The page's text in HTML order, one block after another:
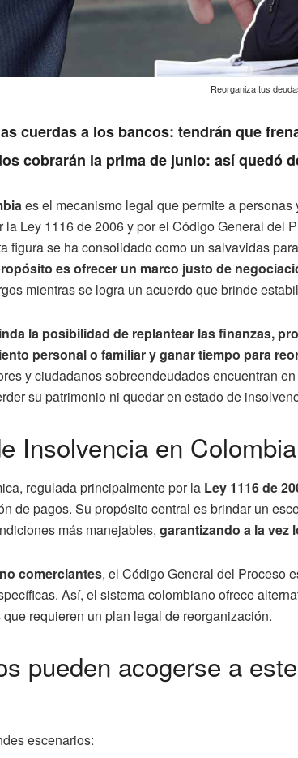
Reorganiza tus
cuerdas a los bancos: tendrán que
cobrarán la prima de junio: así quedó
es el mecanismo legal que permite a
Ley 1116 de 2006 y por el Código General del
figura se ha consolidado como un salvavidas
es ofrecer un marco justo de
mientras se logra un acuerdo que brinde
la posibilidad de replantear las finanzas,
personal o familiar y ganar tiempo para
y ciudadanos sobreendeudados encuentran
su patrimonio ni quedar en estado de
Insolvencia en Colombia
regulada principalmente por la Ley 1116 de
de pagos. Su propósito central es brindar un
más manejables, garantizando a la vez
comerciantes, el Código General del Proceso
Así, el sistema colombiano ofrece
requieren un plan legal de reorganización.
pueden acogerse a
escenarios: